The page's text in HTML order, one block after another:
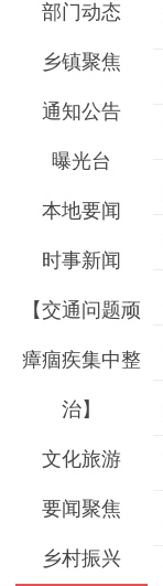
部门动态
乡镇聚焦
通知公告
曝光台
本地要闻
时事新闻
【交通问题顽
瘴痼疾集中整
治】
文化旅游
要闻聚焦
乡村振兴